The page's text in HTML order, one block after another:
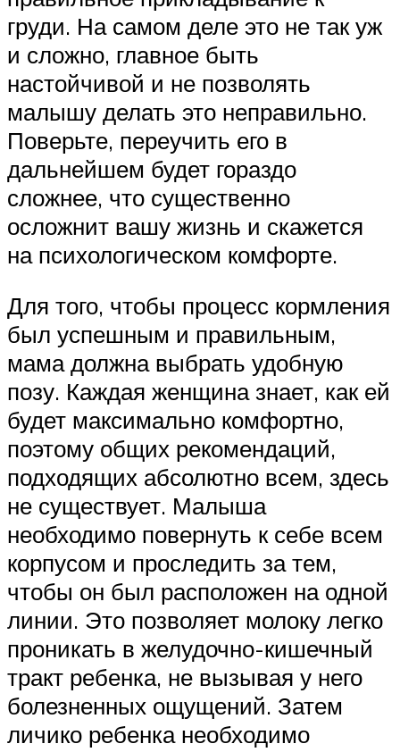
груди. На самом деле это не так уж
и сложно, главное быть
настойчивой и не позволять
малышу делать это неправильно.
Поверьте, переучить его в
дальнейшем будет гораздо
сложнее, что существенно
осложнит вашу жизнь и скажется
на психологическом комфорте.
Для того, чтобы процесс кормления
был успешным и правильным,
мама должна выбрать удобную
позу. Каждая женщина знает, как ей
будет максимально комфортно,
поэтому общих рекомендаций,
подходящих абсолютно всем, здесь
не существует. Малыша
необходимо повернуть к себе всем
корпусом и проследить за тем,
чтобы он был расположен на одной
линии. Это позволяет молоку легко
проникать в желудочно-кишечный
тракт ребенка, не вызывая у него
болезненных ощущений. Затем
личико ребенка необходимо